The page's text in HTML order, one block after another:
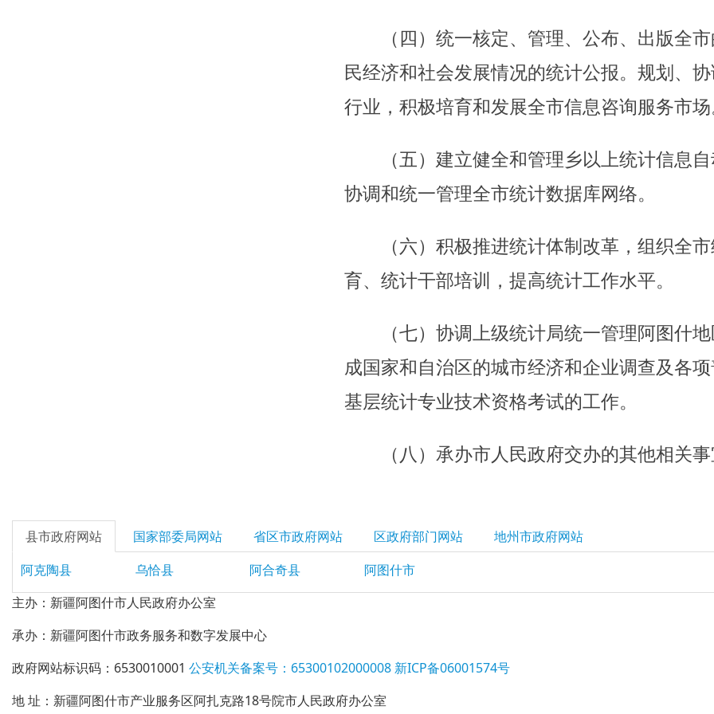
县市政府网站 国家部委局网站 省区市政府网站 区政府部门网站
地州市政府网站
阿克陶县
乌恰县 阿合奇县
阿图什市
主办：新疆阿图什市人民政府办公室
承办：新疆阿图什市政务服务和数字发展中心
政府网站标识码：6530010001 公安机关备案号：65300102000008 新ICP备06001574号
地 址：新疆阿图什市产业服务区阿扎克路18号院市人民政府办公室